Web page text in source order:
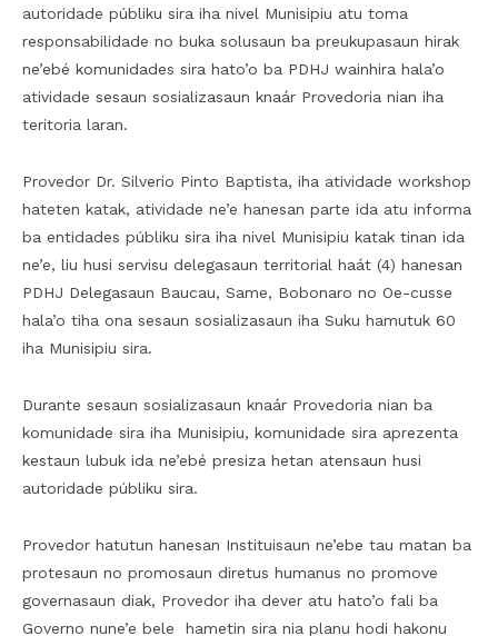
autoridade públiku sira iha nivel Munisipiu atu toma
responsabilidade no buka solusaun ba preukupasaun hirak
ne’ebé komunidades sira hato’o ba PDHJ wainhira hala’o
atividade sesaun sosializasaun knaár Provedoria nian iha
teritoria laran.
Provedor Dr. Silverio Pinto Baptista, iha atividade workshop
hateten katak, atividade ne’e hanesan parte ida atu informa
ba entidades públiku sira iha nivel Munisipiu katak tinan ida
ne’e, liu husi servisu delegasaun territorial haát (4) hanesan
PDHJ Delegasaun Baucau, Same, Bobonaro no Oe-cusse
hala’o tiha ona sesaun sosializasaun iha Suku hamutuk 60
iha Munisipiu sira.
Durante sesaun sosializasaun knaár Provedoria nian ba
komunidade sira iha Munisipiu, komunidade sira aprezenta
kestaun lubuk ida ne’ebé presiza hetan atensaun husi
autoridade públiku sira.
Provedor hatutun hanesan Instituisaun ne’ebe tau matan ba
protesaun no promosaun diretus humanus no promove
governasaun diak, Provedor iha dever atu hato’o fali ba
Governo nune’e bele hametin sira nia planu hodi hakonu